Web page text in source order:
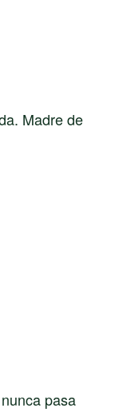
Madre de
pasa